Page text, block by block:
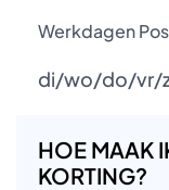
Werkdagen
di/wo/do/vr/
HOE MAAK
KORTING?